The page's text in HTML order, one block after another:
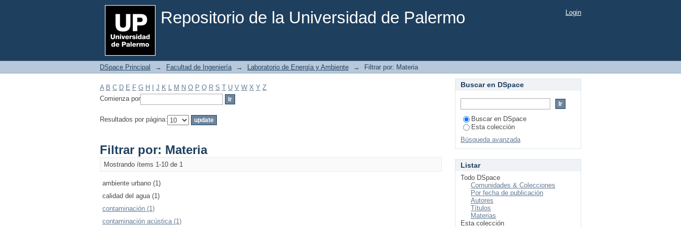
Repositorio de la Universidad de Palermo
Filtrar por: Materia Login
DSpace Principal → Facultad de Ingeniería → Laboratorio de Energía y Ambiente → Filtrar por: Materia
A B C D E F G H J K L M N O P Q R S T U V W X Y Z
Comienza por
Resultados por página:
Filtrar por: Materia
Mostrando ítems 1-10 de 1
ambiente urbano (1)
calidad del agua (1)
contaminación (1)
contaminación acústica (1)
Buscar en DSpace
Buscar en DSpace
Esta colección
Búsqueda avanzada
Listar
Todo DSpace
Comunidades & Colecciones
Por fecha de publicación
Autores
Títulos
Materias
Esta colección